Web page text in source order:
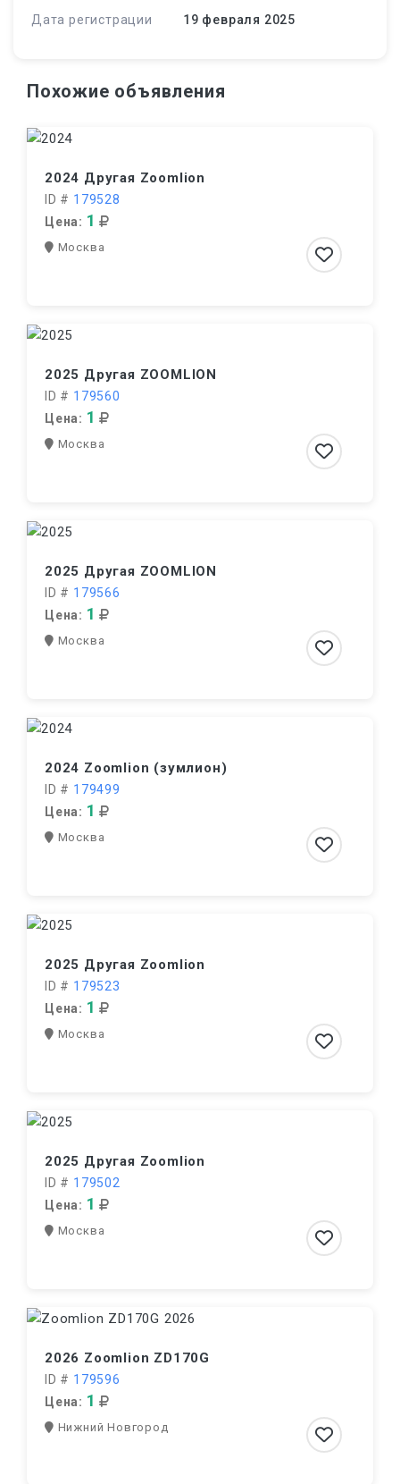
Дата регистрации 19 февраля 2025
Похожие объявления
2024 Другая Zoomlion
ID # 179528
Цена: 1
Москва
2025 Другая ZOOMLION
ID # 179560
Цена: 1
Москва
2025 Другая ZOOMLION
ID # 179566
Цена: 1
Москва
2024 Zoomlion (зумлион)
ID # 179499
Цена: 1
Москва
2025 Другая Zoomlion
ID # 179523
Цена: 1
Москва
2025 Другая Zoomlion
ID # 179502
Цена: 1
Москва
2026 Zoomlion ZD170G
ID # 179596
Цена: 1
Нижний Новгород